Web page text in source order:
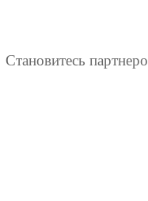
Становитесь